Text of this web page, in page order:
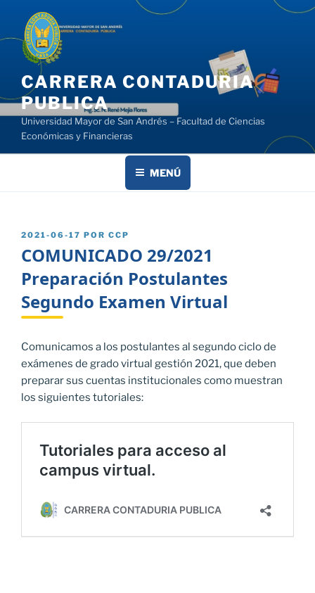
contenido
CARRERA CONTADURIA
PUBLICA
Universidad Mayor de San Andrés – Facultad de Ciencias
Económicas y Financieras
MENÚ
PUBLICADO
2021-06-17 POR CCP
COMUNICADO 29/2021
Preparación Postulantes
Segundo Examen Virtual
Comunicamos a los postulantes al segundo ciclo de
exámenes de grado virtual gestión 2021, que deben
preparar sus cuentas institucionales como muestran
los siguientes tutoriales: